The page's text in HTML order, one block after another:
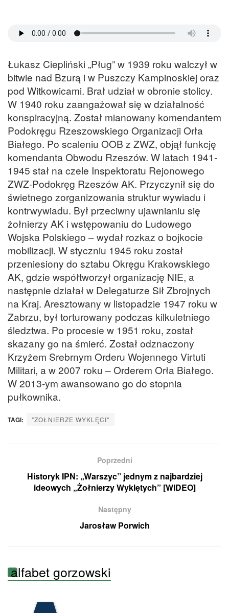
Łukasz Ciepliński „Pług” w 1939 roku walczył w
bitwie nad Bzurą i w Puszczy Kampinoskiej oraz
pod Witkowicami. Brał udział w obronie stolicy.
W 1940 roku zaangażował się w działalność
konspiracyjną. Został mianowany komendantem
Podokręgu Rzeszowskiego Organizacji Orła
Białego. Po scaleniu OOB z ZWZ, objął funkcję
komendanta Obwodu Rzeszów. W latach 1941-
1945 stał na czele Inspektoratu Rejonowego
ZWZ-Podokręg Rzeszów AK. Przyczynił się do
świetnego zorganizowania struktur wywiadu i
kontrwywiadu. Był przeciwny ujawnianiu się
żołnierzy AK i wstępowaniu do Ludowego
Wojska Polskiego – wydał rozkaz o bojkocie
mobilizacji. W styczniu 1945 roku został
przeniesiony do sztabu Okręgu Krakowskiego
AK, gdzie współtworzył organizację NIE, a
następnie działał w Delegaturze Sił Zbrojnych
na Kraj. Aresztowany w listopadzie 1947 roku w
Zabrzu, był torturowany podczas kilkuletniego
śledztwa. Po procesie w 1951 roku, został
skazany go na śmierć. Został odznaczony
Krzyżem Srebrnym Orderu Wojennego Virtuti
Militari, a w 2007 roku – Orderem Orła Białego.
W 2013-ym awansowano go do stopnia
pułkownika.
TAGI: "ZOŁNIERZE WYKLĘCI"
Poprzedni
Historyk IPN: „Warszyc” jednym z najbardziej
ideowych „Żołnierzy Wyklętych” [WIDEO]
Następny
Jarosław Porwich
alfabet gorzowski